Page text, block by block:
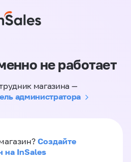
не работает
магазина —
администратора
Создайте
на InSales